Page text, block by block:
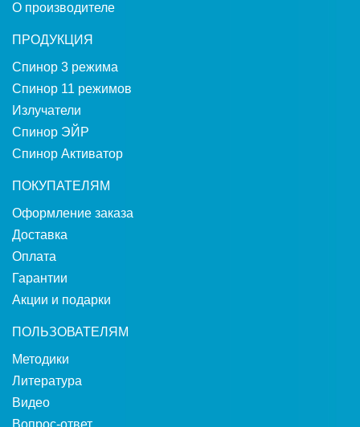
О производителе
ПРОДУКЦИЯ
Спинор 3 режима
Спинор 11 режимов
Излучатели
Спинор ЭЙР
Спинор Активатор
ПОКУПАТЕЛЯМ
Оформление заказа
Доставка
Оплата
Гарантии
Акции и подарки
ПОЛЬЗОВАТЕЛЯМ
Методики
Литература
Видео